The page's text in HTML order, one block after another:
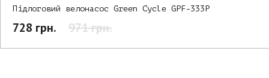
Підлоговий велонасос Green Cycle GPF-333P
728 грн. 971 грн.